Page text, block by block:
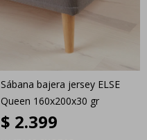
Sábana bajera jersey ELSE
Queen 160x200x30 gr
$ 2.399